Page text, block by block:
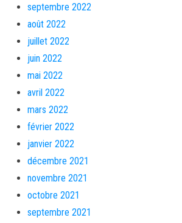
septembre 2022
août 2022
juillet 2022
juin 2022
mai 2022
avril 2022
mars 2022
février 2022
janvier 2022
décembre 2021
novembre 2021
octobre 2021
septembre 2021